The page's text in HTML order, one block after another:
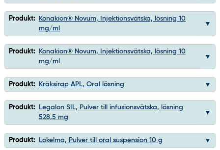
Produkt:
Konakion® Novum, Injektionsvätska, lösning 10
mg/ml
Produkt:
Konakion® Novum, Injektionsvätska, lösning 10
mg/ml
Produkt: Kräksirap APL, Oral lösning
Produkt:
Legalon SIL, Pulver till infusionsvätska, lösning
528,5 mg
Produkt: Lokelma, Pulver till oral suspension 10 g